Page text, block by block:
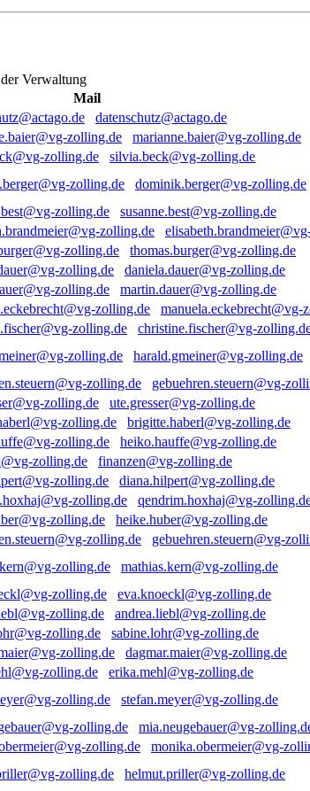
Verwaltung
Mail
datenschutz@actago.de
marianne.baier@vg-zolling.de
silvia.beck@vg-zolling.de
dominik.berger@vg-zolling.de
susanne.best@vg-zolling.de
thomas.burger@vg-zolling.de
daniela.dauer@vg-zolling.de
martin.dauer@vg-zolling.de
manuela.eckebrecht@vg-
christine.fischer@vg-
harald.gmeiner@vg-zolling.de
gebuehren.steuern@vg-
ute.gresser@vg-zolling.de
brigitte.haberl@vg-zolling.de
heiko.hauffe@vg-zolling.de
finanzen@vg-zolling.de
diana.hilpert@vg-zolling.de
qendrim.hoxhaj@vg-
heike.huber@vg-zolling.de
gebuehren.steuern@vg-
mathias.kern@vg-zolling.de
eva.knoeckl@vg-zolling.de
andrea.liebl@vg-zolling.de
sabine.lohr@vg-zolling.de
dagmar.maier@vg-zolling.de
erika.mehl@vg-zolling.de
stefan.meyer@vg-zolling.de
mia.neugebauer@vg-
monika.obermeier@vg-
helmut.priller@vg-zolling.de